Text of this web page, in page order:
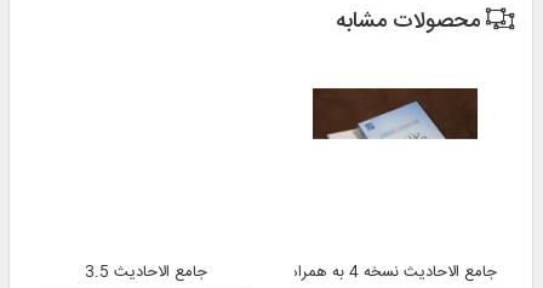
محصولات مشابه
جامع الاحادیث نسخه 4 به همراه فلش
جامع الاحادیث 3.5